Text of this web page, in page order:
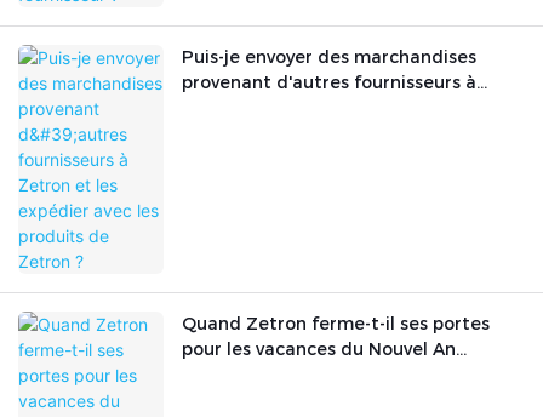
Puis-je envoyer des marchandises
provenant d'autres fournisseurs à
Quand Zetron ferme-t-il ses portes
pour les vacances du Nouvel An